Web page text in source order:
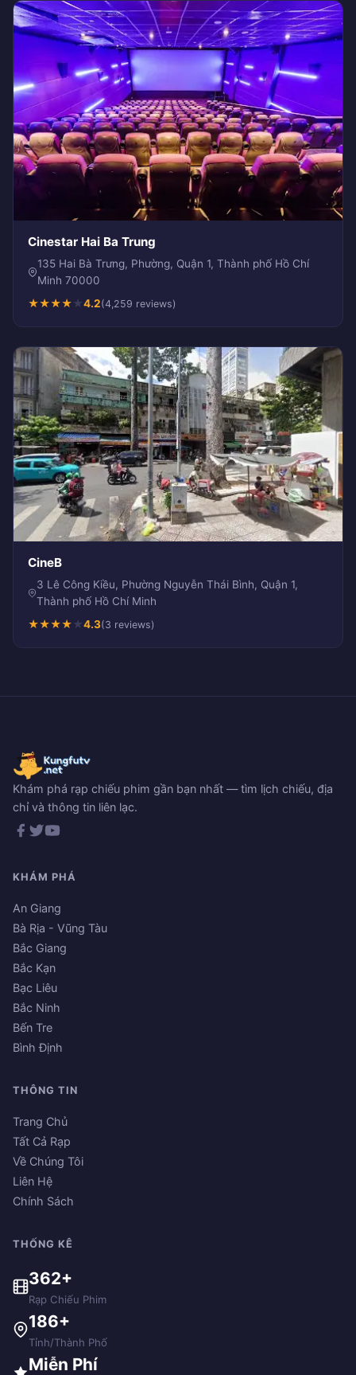
Cinestar Hai Ba Trung
135 Hai Bà Trưng, Phường, Quận 1, Thành phố Hồ Chí
Minh 70000
★★★★★4.2(4,259 reviews)
CineB
3 Lê Công Kiều, Phường Nguyễn Thái Bình, Quận 1,
Thành phố Hồ Chí Minh
★★★★★4.3(3 reviews)
Khám phá rạp chiếu phim gần bạn nhất — tìm lịch chiếu, địa
chỉ và thông tin liên lạc.
KHÁM PHÁ
An Giang
Bà Rịa - Vũng Tàu
Bắc Giang
Bắc Kạn
Bạc Liêu
Bắc Ninh
Bến Tre
Bình Định
THÔNG TIN
Trang Chủ
Tất Cả Rạp
Về Chúng Tôi
Liên Hệ
Chính Sách
THỐNG KÊ
362+
Rạp Chiếu Phim
186+
Tỉnh/Thành Phố
Miễn Phí